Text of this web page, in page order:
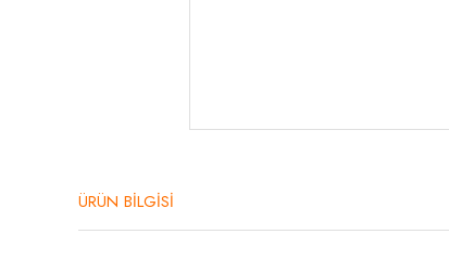
ÜRÜN BİLGİSİ